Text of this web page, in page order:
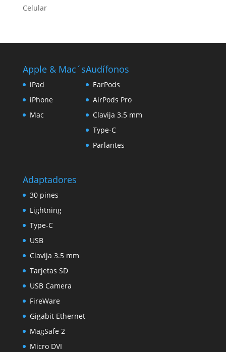
Celular
Apple & Mac´s
iPad
iPhone
Mac
Audífonos
EarPods
AirPods Pro
Clavija 3.5 mm
Type-C
Parlantes
Adaptadores
30 pines
Lightning
Type-C
USB
Clavija 3.5 mm
Tarjetas SD
USB Camera
FireWare
Gigabit Ethernet
MagSafe 2
Micro DVI